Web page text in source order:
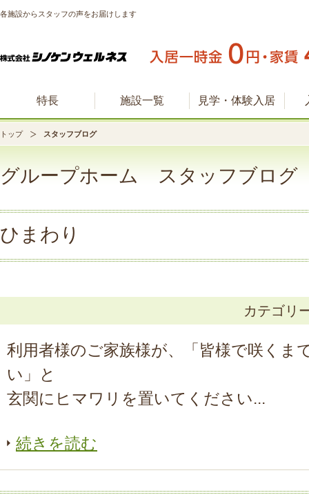
各施設からスタッフの声をお届けします
特長 施設一覧 見学・体験入居
トップ スタッフブログ
グループホーム スタッフブログ
ひまわり
カテゴリ
利用者様のご家族様が、「皆様で咲くま
い」と
玄関にヒマワリを置いてください...
続きを読む